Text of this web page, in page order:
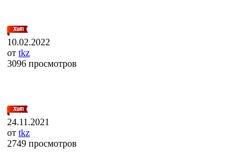
10.02.2022
от tkz
3096 просмотров
24.11.2021
от tkz
2749 просмотров